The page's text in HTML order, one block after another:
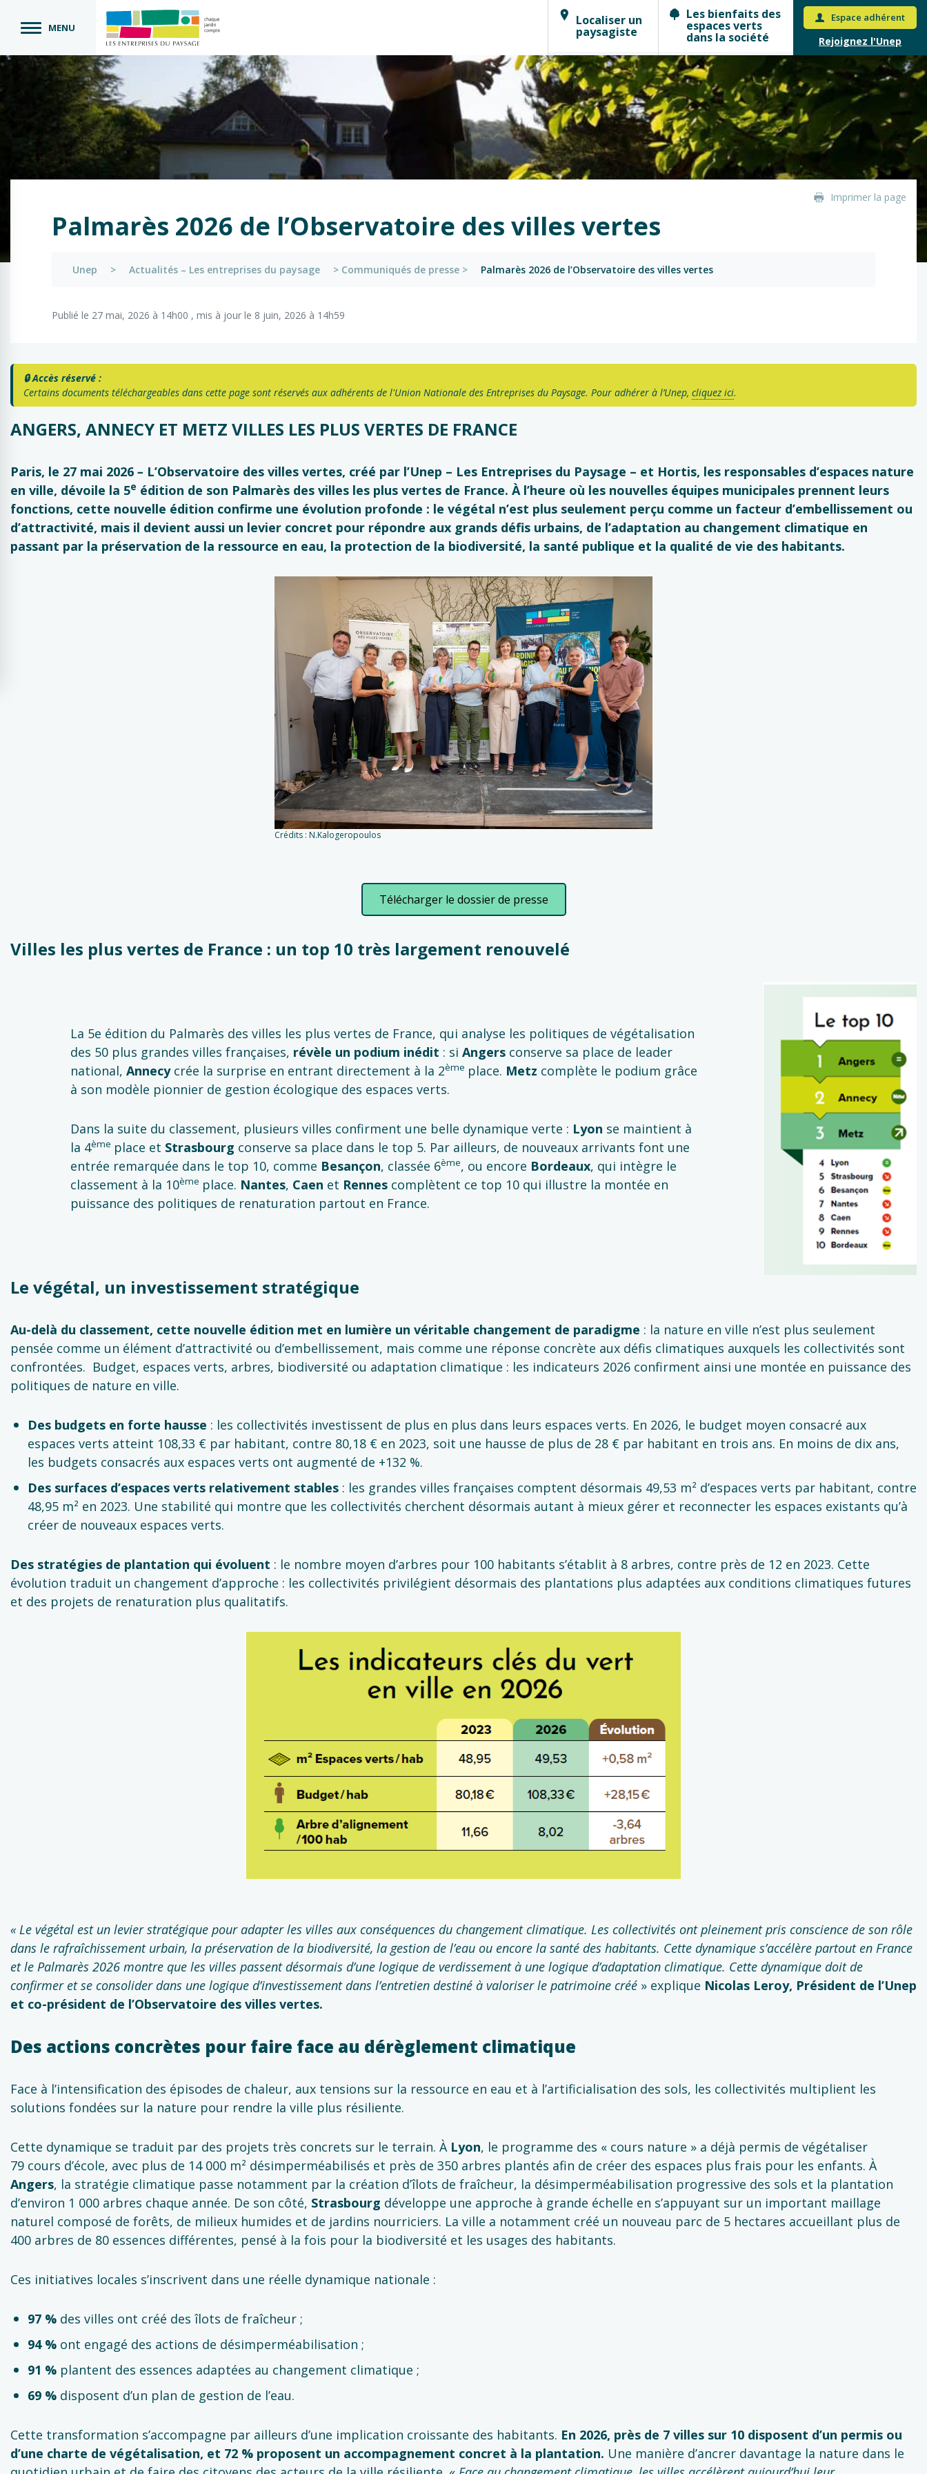
MENU Localiser un
paysagiste
Les bienfaits des
espaces verts
dans la société
Espace adhérent
Rejoignez l'Unep
Imprimer la page
Palmarès 2026 de l’Observatoire des villes vertes
Unep > Actualités – Les entreprises du paysage > Communiqués de presse > Palmarès 2026 de l’Observatoire des villes vertes
Publié le 27 mai, 2026 à 14h00 , mis à jour le 8 juin, 2026 à 14h59
🔒 Accès réservé :
Certains documents téléchargeables dans cette page sont réservés aux adhérents de l'Union Nationale des Entreprises du Paysage. Pour adhérer à l’Unep, cliquez ici.
ANGERS, ANNECY ET METZ VILLES LES PLUS VERTES DE FRANCE
Paris, le 27 mai 2026 – L’Observatoire des villes vertes, créé par l’Unep – Les Entreprises du Paysage – et Hortis, les responsables d’espaces nature
en ville, dévoile la 5e édition de son Palmarès des villes les plus vertes de France. À l’heure où les nouvelles équipes municipales prennent leurs
fonctions, cette nouvelle édition confirme une évolution profonde : le végétal n’est plus seulement perçu comme un facteur d’embellissement ou
d’attractivité, mais il devient aussi un levier concret pour répondre aux grands défis urbains, de l’adaptation au changement climatique en
passant par la préservation de la ressource en eau, la protection de la biodiversité, la santé publique et la qualité de vie des habitants.
Crédits : N.Kalogeropoulos
Télécharger le dossier de presse
Villes les plus vertes de France : un top 10 très largement renouvelé
La 5e édition du Palmarès des villes les plus vertes de France, qui analyse les politiques de végétalisation
des 50 plus grandes villes françaises, révèle un podium inédit : siAngers conserve sa place de leader
national,Annecycrée la surprise en entrant directement à la 2ème place. Metz complète le podium grâce
à son modèle pionnier de gestion écologique des espaces verts.
Dans la suite du classement, plusieurs villes confirment une belle dynamique verte : Lyon se maintient à
la 4ème place et Strasbourg conserve sa place dans le top 5. Par ailleurs, de nouveaux arrivants font une
entrée remarquée dans le top 10, comme Besançon, classée 6ème, ou encore Bordeaux, qui intègre le
classement à la 10ème place. Nantes, Caen et Rennes complètent ce top 10 qui illustre la montée en
puissance des politiques de renaturation partout en France.
Le végétal, un investissement stratégique
Au-delà du classement, cette nouvelle édition met en lumière un véritable changement de paradigme : la nature en ville n’est plus seulement
pensée comme un élément d’attractivité ou d’embellissement, mais comme une réponse concrète aux défis climatiques auxquels les collectivités sont
confrontées. Budget, espaces verts, arbres, biodiversité ou adaptation climatique : les indicateurs 2026 confirment ainsi une montée en puissance des
politiques de nature en ville.
Des budgets en forte hausse : les collectivités investissent de plus en plus dans leurs espaces verts. En 2026, le budget moyen consacré aux
espaces verts atteint 108,33 € par habitant, contre 80,18 € en 2023, soit une hausse de plus de 28 € par habitant en trois ans. En moins de dix ans,
les budgets consacrés aux espaces verts ont augmenté de +132 %.
Des surfaces d’espaces verts relativement stables : les grandes villes françaises comptent désormais 49,53 m² d’espaces verts par habitant, contre
48,95 m² en 2023. Une stabilité qui montre que les collectivités cherchent désormais autant à mieux gérer et reconnecter les espaces existants qu’à
créer de nouveaux espaces verts.
Des stratégies de plantation qui évoluent : le nombre moyen d’arbres pour 100 habitants s’établit à 8 arbres, contre près de 12 en 2023. Cette
évolution traduit un changement d’approche : les collectivités privilégient désormais des plantations plus adaptées aux conditions climatiques futures
et des projets de renaturation plus qualitatifs.
« Le végétal est un levier stratégique pour adapter les villes aux conséquences du changement climatique. Les collectivités ont pleinement pris conscience de son rôle
dans le rafraîchissement urbain, la préservation de la biodiversité, la gestion de l’eau ou encore la santé des habitants. Cette dynamique s’accélère partout en France
et le Palmarès 2026 montre que les villes passent désormais d’une logique de verdissement à une logique d’adaptation climatique. Cette dynamique doit de
confirmer et se consolider dans une logique d’investissement dans l’entretien destiné à valoriser le patrimoine créé » explique Nicolas Leroy, Président de l’Unep
et co-président de l’Observatoire des villes vertes.
Des actions concrètes pour faire face au dérèglement climatique
Face à l’intensification des épisodes de chaleur, aux tensions sur la ressource en eau et à l’artificialisation des sols, les collectivités multiplient les
solutions fondées sur la nature pour rendre la ville plus résiliente.
Cette dynamique se traduit par des projets très concrets sur le terrain. À Lyon, le programme des « cours nature » a déjà permis de végétaliser
79 cours d’école, avec plus de 14 000 m² désimperméabilisés et près de 350 arbres plantés afin de créer des espaces plus frais pour les enfants. À
Angers, la stratégie climatique passe notamment par la création d’îlots de fraîcheur, la désimperméabilisation progressive des sols et la plantation
d’environ 1 000 arbres chaque année. De son côté, Strasbourg développe une approche à grande échelle en s’appuyant sur un important maillage
naturel composé de forêts, de milieux humides et de jardins nourriciers. La ville a notamment créé un nouveau parc de 5 hectares accueillant plus de
400 arbres de 80 essences différentes, pensé à la fois pour la biodiversité et les usages des habitants.
Ces initiatives locales s’inscrivent dans une réelle dynamique nationale :
97 % des villes ont créé des îlots de fraîcheur ;
94 % ont engagé des actions de désimperméabilisation ;
91 % plantent des essences adaptées au changement climatique ;
69 % disposent d’un plan de gestion de l’eau.
Cette transformation s’accompagne par ailleurs d’une implication croissante des habitants. En 2026, près de 7 villes sur 10 disposent d’un permis ou
d’une charte de végétalisation, et 72 % proposent un accompagnement concret à la plantation. Une manière d’ancrer davantage la nature dans le